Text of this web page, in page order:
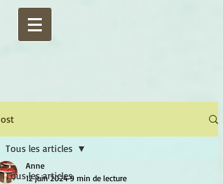
Tous les articles
Tous les articles
Anne
12 juin 2024 9 min de lecture